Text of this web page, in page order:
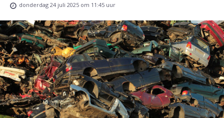
donderdag 24 juli 2025 om 11:45 uur